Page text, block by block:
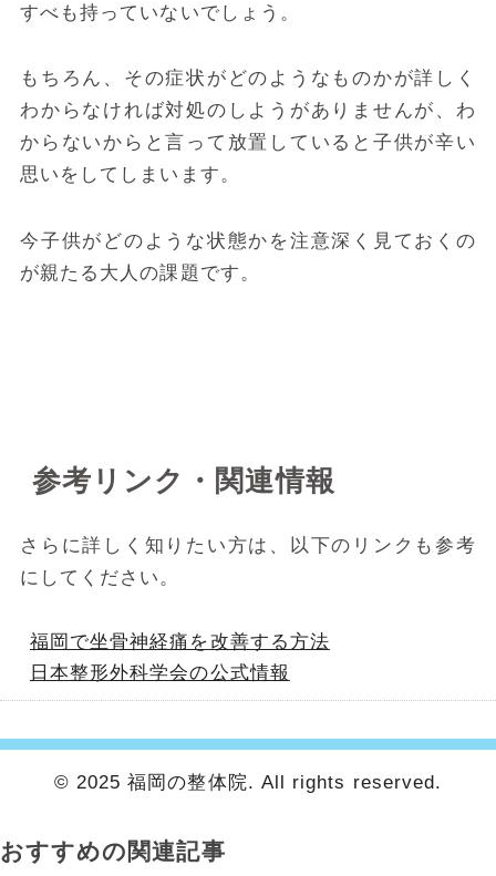
すべも持っていないでしょう。
もちろん、その症状がどのようなものかが詳しく
わからなければ対処のしようがありませんが、わ
からないからと言って放置していると子供が辛い
思いをしてしまいます。
今子供がどのような状態かを注意深く見ておくの
が親たる大人の課題です。
参考リンク・関連情報
さらに詳しく知りたい方は、以下のリンクも参考
にしてください。
福岡で坐骨神経痛を改善する方法
日本整形外科学会の公式情報
© 2025 福岡の整体院. All rights reserved.
おすすめの関連記事